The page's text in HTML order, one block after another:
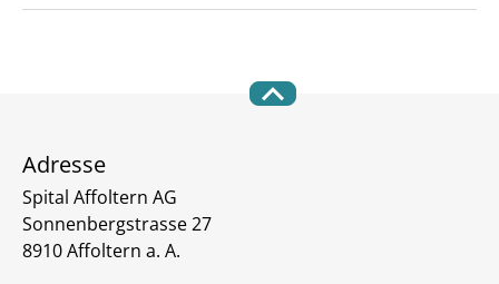
Adresse
Spital Affoltern AG
Sonnenbergstrasse 27
8910 Affoltern a. A.